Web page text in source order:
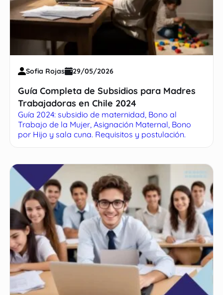
Sofia Rojas 29/05/2026
Guía Completa de Subsidios para Madres
Trabajadoras en Chile 2024
Guía 2024: subsidio de maternidad, Bono al
Trabajo de la Mujer, Asignación Maternal, Bono
por Hijo y sala cuna. Requisitos y postulación.